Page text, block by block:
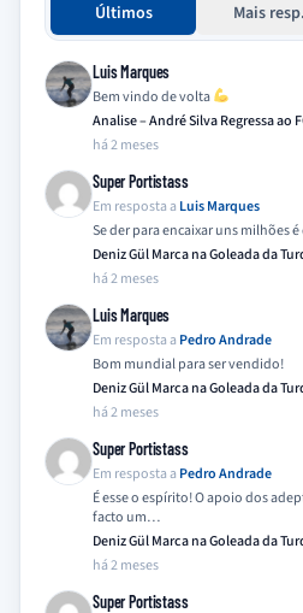
Últimos Mais resp.
Luis Marques
Bem vindo de volta
Analise – André Silva Regressa ao
há 2 meses
Super Portistass
Em resposta a Luis Marques
Se der para encaixar uns milhões
Deniz Gül Marca na Goleada da
há 2 meses
Luis Marques
Em resposta a Pedro Andrade
Bom mundial para ser vendido!
Deniz Gül Marca na Goleada da
há 2 meses
Super Portistass
Em resposta a Pedro Andrade
É esse o espírito! O apoio dos
facto um…
Deniz Gül Marca na Goleada da
há 2 meses
Super Portistass